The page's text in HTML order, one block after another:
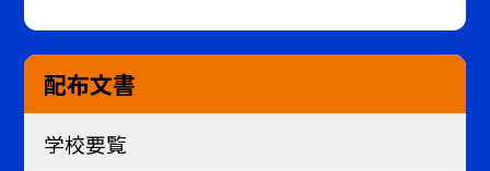
配布文書
学校要覧